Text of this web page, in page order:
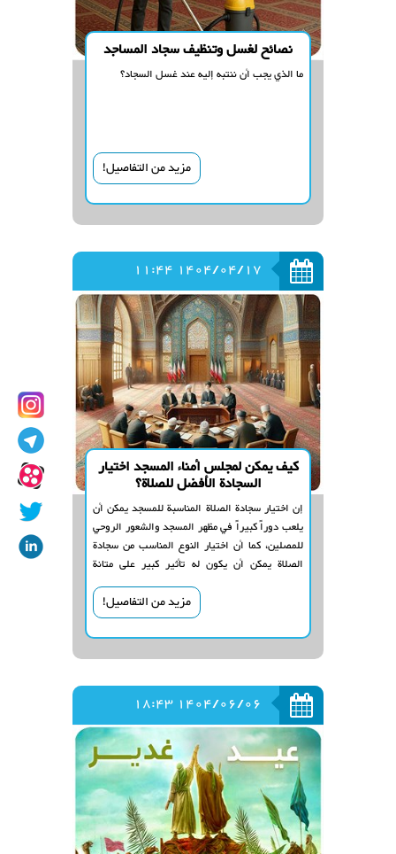
نصائح لغسل وتنظيف سجاد المساجد
ما الذي يجب أن ننتبه إليه عند غسل السجاد؟
مزيد من التفاصيل!
1404/04/17 11:44
كيف يمكن لمجلس أمناء المسجد اختيار
السجادة الأفضل للصلاة؟
إن اختيار سجادة الصلاة المناسبة للمسجد يمكن أن
يلعب دوراً كبيراً في مظهر المسجد والشعور الروحي
للمصلين، كما أن اختيار النوع المناسب من سجادة
الصلاة يمكن أن يكون له تأثير كبير على متانة
السجادة على المدى الطويل.
مزيد من التفاصيل!
1404/06/06 18:43